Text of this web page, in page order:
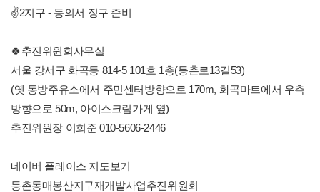
✌️2지구 - 동의서 징구 준비
🍀추진위원회사무실
서울 강서구 화곡동 814-5 101호 1층(등촌로13길53)
(옛 동방주유소에서 주민센터방향으로 170m, 화곡마트에서 우측
방향으로 50m, 아이스크림가게 옆)
추진위원장 이희준 010-5606-2446
네이버 플레이스 지도보기
등촌동매봉산지구재개발사업추진위원회